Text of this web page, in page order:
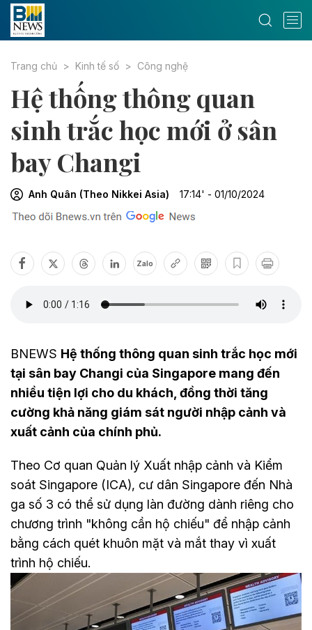
Trang chủ Kinh tế số Công nghệ
Hệ thống thông quan
sinh trắc học mới ở sân
bay Changi
Anh Quân (Theo Nikkei Asia) 17:14' - 01/10/2024
Zalo
BNEWS Hệ thống thông quan sinh trắc học mới
tại sân bay Changi của Singapore mang đến
nhiều tiện lợi cho du khách, đồng thời tăng
cường khả năng giám sát người nhập cảnh và
xuất cảnh của chính phủ.
Theo Cơ quan Quản lý Xuất nhập cảnh và Kiểm
soát Singapore (ICA), cư dân Singapore đến Nhà
ga số 3 có thể sử dụng làn đường dành riêng cho
chương trình "không cần hộ chiếu" để nhập cảnh
bằng cách quét khuôn mặt và mắt thay vì xuất
trình hộ chiếu.